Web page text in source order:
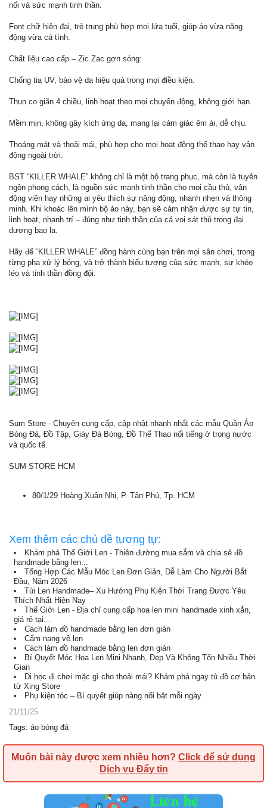
nối và sức mạnh tinh thần.
Font chữ hiện đại, trẻ trung phù hợp mọi lứa tuổi, giúp áo vừa năng
động vừa cá tính.
Chất liệu cao cấp – Zic Zac gợn sóng:
Chống tia UV, bảo vệ da hiệu quả trong mọi điều kiện.
Thun co giãn 4 chiều, linh hoạt theo mọi chuyển động, không giới hạn.
Mềm mịn, không gây kích ứng da, mang lại cảm giác êm ái, dễ chịu.
Thoáng mát và thoải mái, phù hợp cho mọi hoạt động thể thao hay vận
động ngoài trời.
BST “KILLER WHALE” không chỉ là một bộ trang phục, mà còn là tuyên
ngôn phong cách, là nguồn sức mạnh tinh thần cho mọi cầu thủ, vận
động viên hay những ai yêu thích sự năng động, nhanh nhẹn và thông
minh. Khi khoác lên mình bộ áo này, bạn sẽ cảm nhận được sự tự tin,
linh hoạt, nhanh trí – đúng như tinh thần của cá voi sát thủ trong đại
dương bao la.
Hãy để “KILLER WHALE” đồng hành cùng bạn trên mọi sân chơi, trong
từng pha xử lý bóng, và trở thành biểu tượng của sức mạnh, sự khéo
léo và tinh thần đồng đội.
Sum Store - Chuyên cung cấp, cập nhật nhanh nhất các mẫu Quần Áo
Bóng Đá, Đồ Tập, Giày Đá Bóng, Đồ Thể Thao nổi tiếng ở trong nước
và quốc tế.
SUM STORE HCM
80/1/29 Hoàng Xuân Nhị, P. Tân Phú, Tp. HCM
Xem thêm các chủ đề tương tự:
Khám phá Thế Giới Len - Thiên đường mua sắm và chia sẻ đồ
handmade bằng len...
Tổng Hợp Các Mẫu Móc Len Đơn Giản, Dễ Làm Cho Người Bắt
Đầu, Năm 2026
Túi Len Handmade– Xu Hướng Phụ Kiện Thời Trang Được Yêu
Thích Nhất Hiện Nay
Thế Giới Len - Địa chỉ cung cấp hoa len mini handmade xinh xắn,
giá rẻ tại...
Cách làm đồ handmade bằng len đơn giản
Cẩm nang về len
Cách làm đồ handmade bằng len đơn giản
Bí Quyết Móc Hoa Len Mini Nhanh, Đẹp Và Không Tốn Nhiều Thời
Gian
Đi học đi chơi mặc gì cho thoải mái? Khám phá ngay tủ đồ cơ bản
từ Xing Store
Phụ kiện tóc – Bí quyết giúp nàng nổi bật mỗi ngày
21/11/25
Tags: áo bóng đá
Muốn bài này được xem nhiều hơn? Click để sử dụng
Dịch vụ Đẩy tin